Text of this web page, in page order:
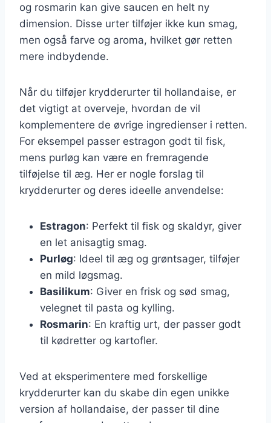
og rosmarin kan give saucen en helt ny
dimension. Disse urter tilføjer ikke kun smag,
men også farve og aroma, hvilket gør retten
mere indbydende.
Når du tilføjer krydderurter til hollandaise, er
det vigtigt at overveje, hvordan de vil
komplementere de øvrige ingredienser i retten.
For eksempel passer estragon godt til fisk,
mens purløg kan være en fremragende
tilføjelse til æg. Her er nogle forslag til
krydderurter og deres ideelle anvendelse:
Estragon: Perfekt til fisk og skaldyr, giver
en let anisagtig smag.
Purløg: Ideel til æg og grøntsager, tilføjer
en mild løgsmag.
Basilikum: Giver en frisk og sød smag,
velegnet til pasta og kylling.
Rosmarin: En kraftig urt, der passer godt
til kødretter og kartofler.
Ved at eksperimentere med forskellige
krydderurter kan du skabe din egen unikke
version af hollandaise, der passer til dine